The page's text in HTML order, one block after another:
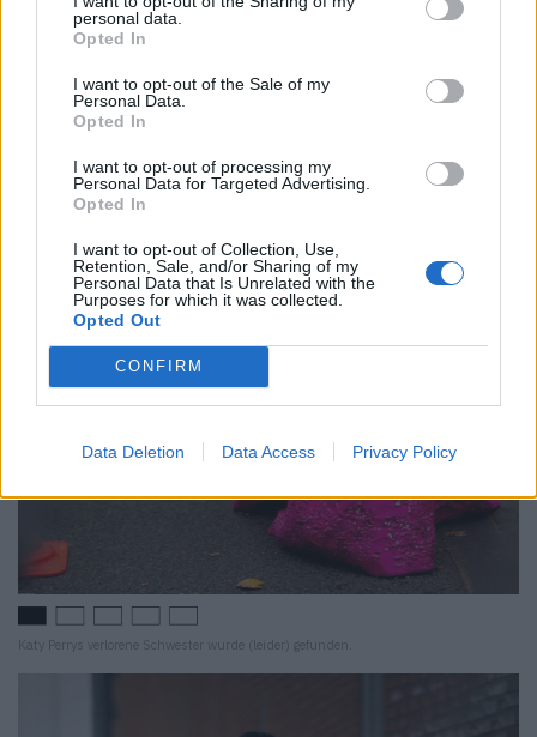
personal data.
Opted In
I want to opt-out of the Sale of my
Personal Data.
Opted In
I want to opt-out of processing my
Personal Data for Targeted Advertising.
Opted In
I want to opt-out of Collection, Use,
Retention, Sale, and/or Sharing of my
Personal Data that Is Unrelated with the
Purposes for which it was collected.
Opted Out
CONFIRM
Data Deletion Data Access Privacy Policy
Katy Perrys verlorene Schwester wurde (leider) gefunden.